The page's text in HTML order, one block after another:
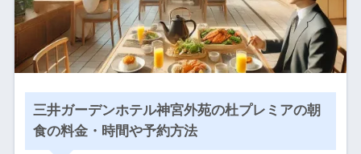
三井ガーデンホテル神宮外苑の杜プレミアの朝
食の料金・時間や予約方法